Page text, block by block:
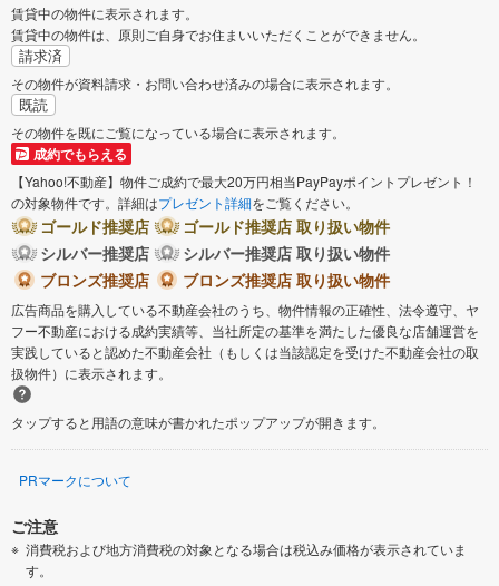
賃貸中の物件に表示されます。
賃貸中の物件は、原則ご自身でお住まいいただくことができません。
請求済
その物件が資料請求・お問い合わせ済みの場合に表示されます。
既読
その物件を既にご覧になっている場合に表示されます。
成約でもらえる
【Yahoo!不動産】物件ご成約で最大20万円相当PayPayポイントプレゼント！
の対象物件です。詳細はプレゼント詳細をご覧ください。
ゴールド推奨店
ゴールド推奨店 取り扱い物件
シルバー推奨店
シルバー推奨店 取り扱い物件
ブロンズ推奨店
ブロンズ推奨店 取り扱い物件
広告商品を購入している不動産会社のうち、物件情報の正確性、法令遵守、ヤ
フー不動産における成約実績等、当社所定の基準を満たした優良な店舗運営を
実践していると認めた不動産会社（もしくは当該認定を受けた不動産会社の取
扱物件）に表示されます。
タップすると用語の意味が書かれたポップアップが開きます。
PRマークについて
ご注意
消費税および地方消費税の対象となる場合は税込み価格が表示されていま
す。